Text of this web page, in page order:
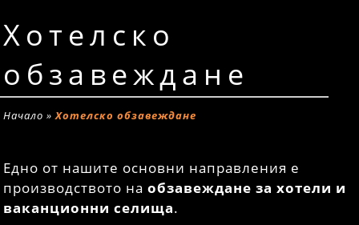
Хотелско
обзавеждане
Начало »Хотелско обзавеждане
Едно от нашите основни направления е
производството наобзавеждане за хотели и
ваканционни селища.